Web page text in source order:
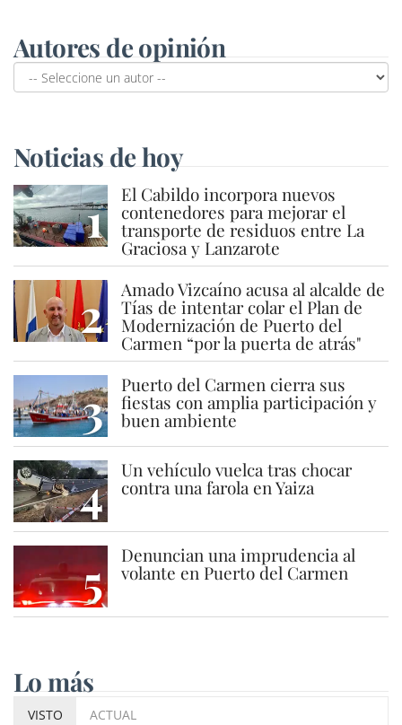
Autores de opinión
Noticias de hoy
1 El Cabildo incorpora nuevos
contenedores para mejorar el
transporte de residuos entre La
Graciosa y Lanzarote
2 Amado Vizcaíno acusa al alcalde de
Tías de intentar colar el Plan de
Modernización de Puerto del
Carmen “por la puerta de atrás"
3 Puerto del Carmen cierra sus
fiestas con amplia participación y
buen ambiente
4 Un vehículo vuelca tras chocar
contra una farola en Yaiza
5 Denuncian una imprudencia al
volante en Puerto del Carmen
Lo más
VISTO ACTUAL